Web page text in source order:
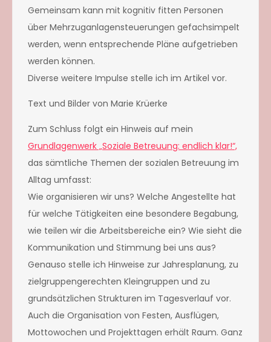
Gemeinsam kann mit kognitiv fitten Personen
über Mehrzuganlagensteuerungen gefachsimpelt
werden, wenn entsprechende Pläne aufgetrieben
werden können.
Diverse weitere Impulse stelle ich im Artikel vor.
Text und Bilder von Marie Krüerke
Zum Schluss folgt ein Hinweis auf mein
Grundlagenwerk „Soziale Betreuung: endlich klar!“,
das sämtliche Themen der sozialen Betreuung im
Alltag umfasst:
Wie organisieren wir uns? Welche Angestellte hat
für welche Tätigkeiten eine besondere Begabung,
wie teilen wir die Arbeitsbereiche ein? Wie sieht die
Kommunikation und Stimmung bei uns aus?
Genauso stelle ich Hinweise zur Jahresplanung, zu
zielgruppengerechten Kleingruppen und zu
grundsätzlichen Strukturen im Tagesverlauf vor.
Auch die Organisation von Festen, Ausflügen,
Mottowochen und Projekttagen erhält Raum. Ganz